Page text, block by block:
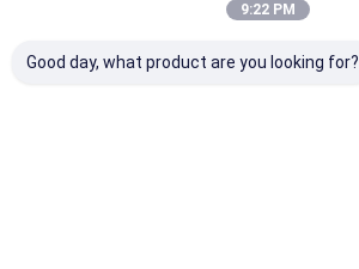
9:22 PM
Good day, what product are you looking for?